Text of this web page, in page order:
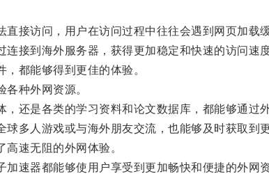
访问，用户在访问过程中往往会遇到网页加载缓
到海外服务器，获得更加稳定和快速的访问速度
都能够得到更佳的体验。
种外网资源。
是各类的学习资料和论文数据库，都能够通过外
人游戏或与海外朋友交流，也能够及时获取到更
速无阻的外网体验。
器都能够使用户享受到更加畅快和便捷的外网资